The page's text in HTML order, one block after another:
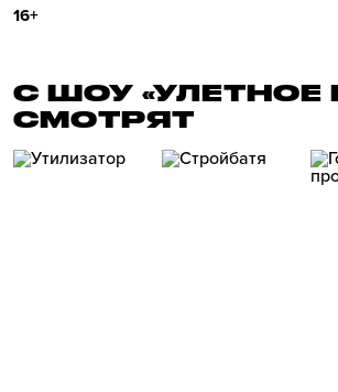
16+
С ШОУ «УЛЕТНОЕ
СМОТРЯТ